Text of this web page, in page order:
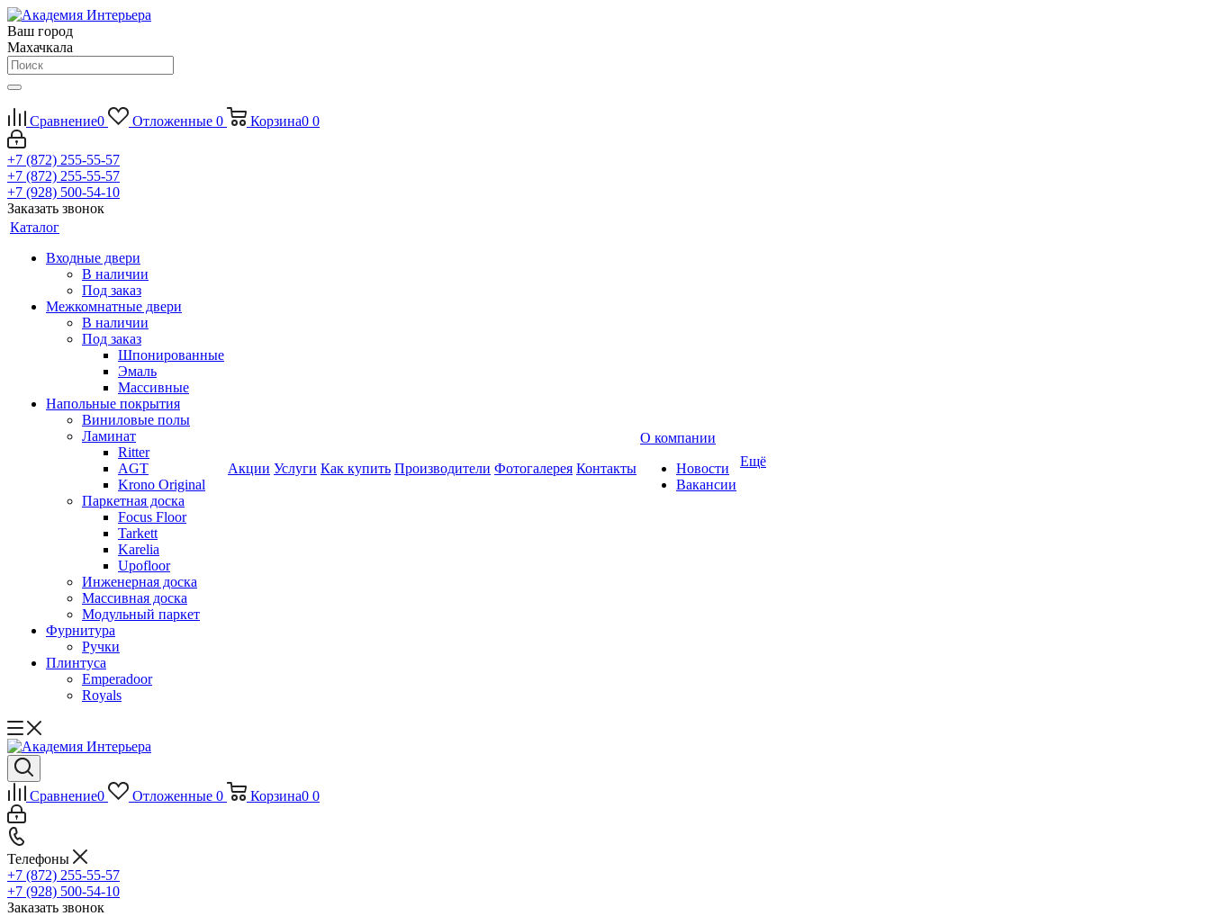
Ваш город
Махачкала
Сравнение0 Отложенные 0 Корзина0 0
+7 (872) 255-55-57
+7 (872) 255-55-57
+7 (928) 500-54-10
Заказать звонок
Каталог
Входные двери
В наличии
Под заказ
Межкомнатные двери
В наличии
Под заказ
Шпонированные
Эмаль
Массивные
Напольные покрытия
Виниловые полы
Ламинат
Ritter
AGT
Krono Original
Паркетная доска
Focus Floor
Tarkett
Karelia
Upofloor
Инженерная доска
Массивная доска
Модульный паркет
Фурнитура
Ручки
Плинтуса
Emperadoor
Royals
Акции Услуги Как купить Производители Фотогалерея Контакты
О компании
Новости
Вакансии
Ещё
Сравнение0 Отложенные 0 Корзина0 0
Телефоны
+7 (872) 255-55-57
+7 (928) 500-54-10
Заказать звонок